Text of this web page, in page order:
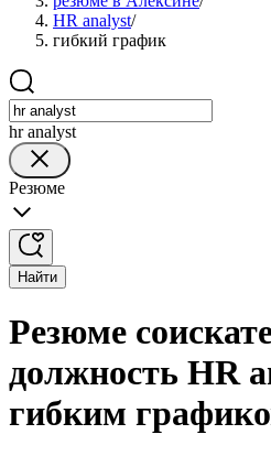
HR analyst/
гибкий график
hr analyst
Резюме
Найти
Резюме
должность HR
гибким